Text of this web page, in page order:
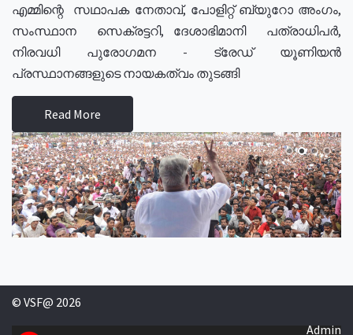
എമ്മിന്റെ സഥാപക നേതാവ്, പോളിറ്റ് ബ്യുറോ അംഗം,
സംസ്ഥാന സെക്രട്ടറി, ദേശാഭിമാനി പത്രാധിപർ,
നിരവധി പുരോഗമന - ട്രേഡ് യൂണിയൻ
പ്രസ്ഥാനങ്ങളുടെ നായകത്വം തുടങ്ങി
Read More
© VSF@ 2026
Admin